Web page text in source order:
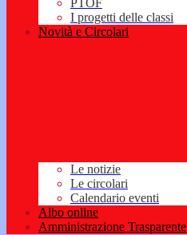
PTOF
I progetti delle classi
Novità e Circolari
Le notizie
Le circolari
Calendario eventi
Albo online
Amministrazione Trasparente